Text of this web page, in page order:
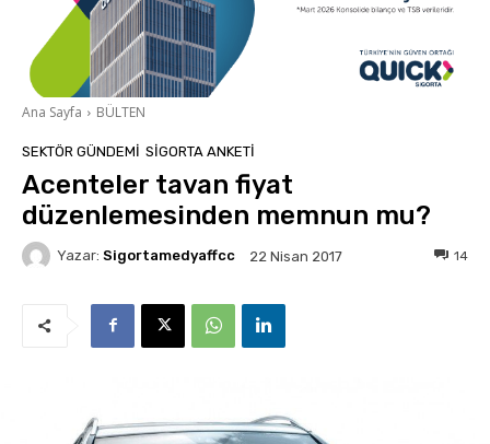
Ana Sayfa BÜLTEN
SEKTÖR GÜNDEMİ SIGORTA ANKETI
Acenteler tavan fiyat
düzenlemesinden memnun mu?
Yazar: Sigortamedyaffcc 22 Nisan 2017 14